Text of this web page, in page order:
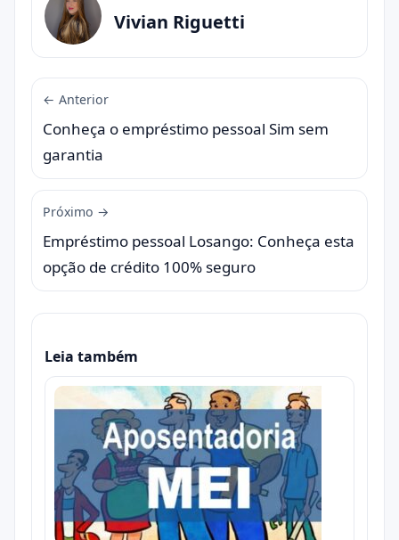
Vivian Riguetti
← Anterior
Conheça o empréstimo pessoal Sim sem
garantia
Próximo →
Empréstimo pessoal Losango: Conheça esta
opção de crédito 100% seguro
Leia também